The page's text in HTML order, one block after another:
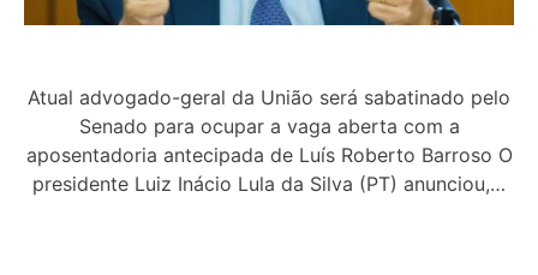
Atual advogado-geral da União será sabatinado pelo
Senado para ocupar a vaga aberta com a
aposentadoria antecipada de Luís Roberto Barroso O
presidente Luiz Inácio Lula da Silva (PT) anunciou,…